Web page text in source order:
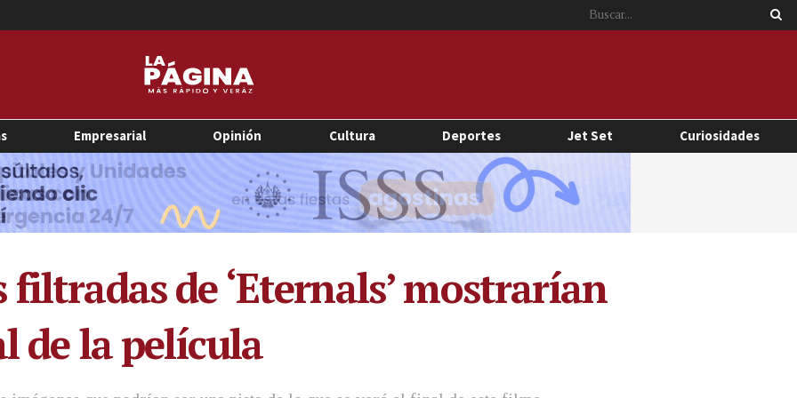
Empresarial Opinión Cultura Deportes Jet Set Curiosidades
filtradas de ‘Eternals’ mostrarían
de la película